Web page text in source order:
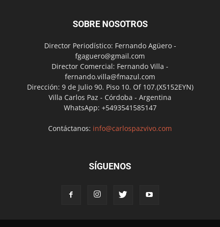
SOBRE NOSOTROS
Director Periodístico: Fernando Agüero -
fgaguero@gmail.com
Director Comercial: Fernando Villa -
fernando.villa@fmazul.com
Dirección: 9 de Julio 90. Piso 10. Of 107.(X5152EYN)
Villa Carlos Paz - Córdoba - Argentina
WhatsApp: +5493541585147
Contáctanos: info@carlospazvivo.com
SÍGUENOS